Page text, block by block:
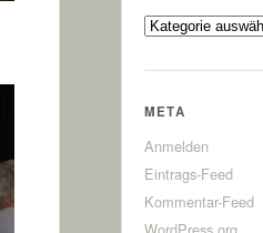
Kategorien
META
Anmelden
Eintrags-Feed
Kommentar-Feed